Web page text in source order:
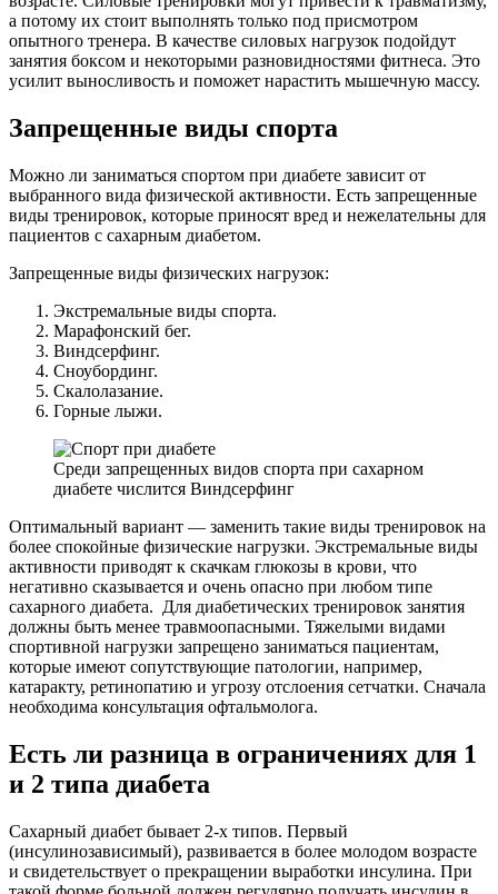
а потому их стоит выполнять только под присмотром
опытного тренера. В качестве силовых нагрузок подойдут
занятия боксом и некоторыми разновидностями фитнеса. Это
усилит выносливость и поможет нарастить мышечную массу.
Запрещенные виды спорта
Можно ли заниматься спортом при диабете зависит от
выбранного вида физической активности. Есть запрещенные
виды тренировок, которые приносят вред и нежелательны для
пациентов с сахарным диабетом.
Запрещенные виды физических нагрузок:
Экстремальные виды спорта.
Марафонский бег.
Виндсерфинг.
Сноубординг.
Скалолазание.
Горные лыжи.
Среди запрещенных видов спорта при сахарном
диабете числится Виндсерфинг
Оптимальный вариант — заменить такие виды тренировок на
более спокойные физические нагрузки. Экстремальные виды
активности приводят к скачкам глюкозы в крови, что
негативно сказывается и очень опасно при любом типе
сахарного диабета. Для диабетических тренировок занятия
должны быть менее травмоопасными. Тяжелыми видами
спортивной нагрузки запрещено заниматься пациентам,
которые имеют сопутствующие патологии, например,
катаракту, ретинопатию и угрозу отслоения сетчатки. Сначала
необходима консультация офтальмолога.
Есть ли разница в ограничениях для 1
и 2 типа диабета
Сахарный диабет бывает 2-х типов. Первый
(инсулинозависимый), развивается в более молодом возрасте
и свидетельствует о прекращении выработки инсулина. При